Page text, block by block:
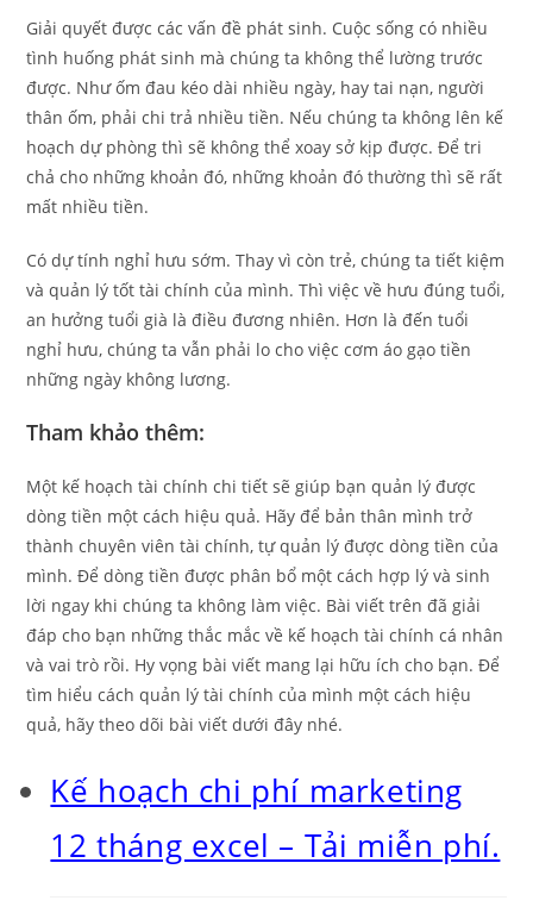
Giải quyết được các vấn đề phát sinh. Cuộc sống có nhiều
tình huống phát sinh mà chúng ta không thể lường trước
được. Như ốm đau kéo dài nhiều ngày, hay tai nạn, người
thân ốm, phải chi trả nhiều tiền. Nếu chúng ta không lên kế
hoạch dự phòng thì sẽ không thể xoay sở kịp được. Để tri
chả cho những khoản đó, những khoản đó thường thì sẽ rất
mất nhiều tiền.
Có dự tính nghỉ hưu sớm. Thay vì còn trẻ, chúng ta tiết kiệm
và quản lý tốt tài chính của mình. Thì việc về hưu đúng tuổi,
an hưởng tuổi già là điều đương nhiên. Hơn là đến tuổi
nghỉ hưu, chúng ta vẫn phải lo cho việc cơm áo gạo tiền
những ngày không lương.
Tham khảo thêm:
Một kế hoạch tài chính chi tiết sẽ giúp bạn quản lý được
dòng tiền một cách hiệu quả. Hãy để bản thân mình trở
thành chuyên viên tài chính, tự quản lý được dòng tiền của
mình. Để dòng tiền được phân bổ một cách hợp lý và sinh
lời ngay khi chúng ta không làm việc. Bài viết trên đã giải
đáp cho bạn những thắc mắc về kế hoạch tài chính cá nhân
và vai trò rồi. Hy vọng bài viết mang lại hữu ích cho bạn. Để
tìm hiểu cách quản lý tài chính của mình một cách hiệu
quả, hãy theo dõi bài viết dưới đây nhé.
Kế hoạch chi phí marketing
12 tháng excel – Tải miễn phí.